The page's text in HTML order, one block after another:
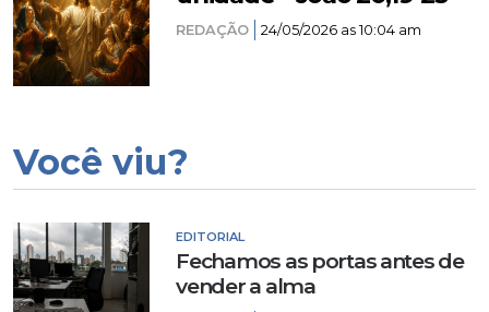
REDAÇÃO 24/05/2026 as 10:04 am
Você viu?
EDITORIAL
Fechamos as portas antes de
vender a alma